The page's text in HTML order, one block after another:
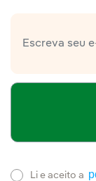
Li e aceito a